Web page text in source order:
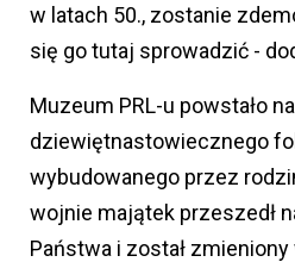
w latach 50., zostanie
się go tutaj sprowadzić -
Muzeum PRL-u powstało
dziewiętnastowiecznego
wybudowanego przez
wojnie majątek przeszedł
Państwa i został